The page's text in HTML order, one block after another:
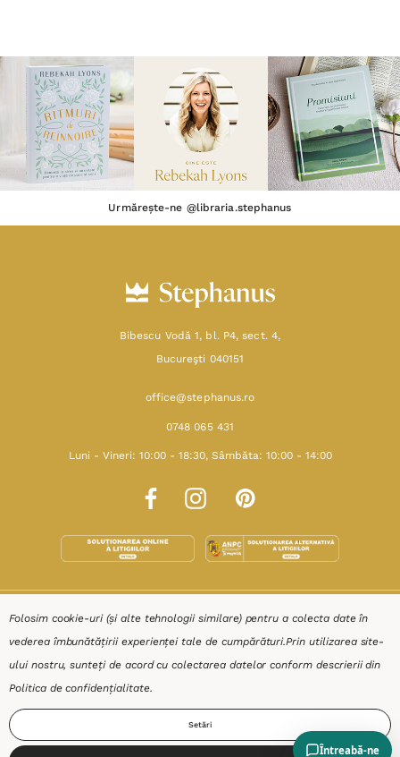
Urmărește-ne @libraria.stephanus
Bibescu Vodă 1, bl. P4, sect. 4,
Bucureşti 040151
office@stephanus.ro
0748 065 431
Luni - Vineri: 10:00 - 18:30, Sâmbăta: 10:00 - 14:00
SHOP
RESURSE
AJUTOR
Folosim cookie-uri (și alte tehnologii similare) pentru a colecta date în
vederea îmbunătățirii experienței tale de cumpărături.Prin utilizarea site-
ului nostru, sunteți de acord cu colectarea datelor conform descrierii din
Politica de confidențialitate.
Setări